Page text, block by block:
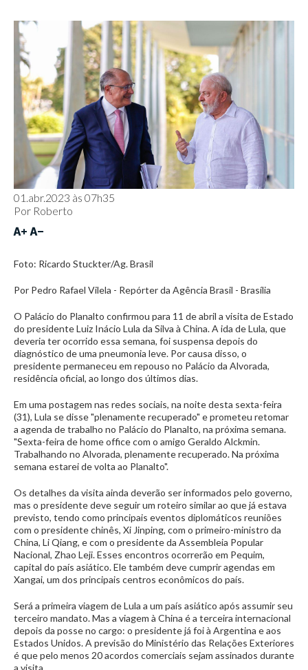
01.abr.2023 às 07h35
Por Roberto
Foto: Ricardo Stuckter/Ag. Brasil
Por Pedro Rafael Vilela - Repórter da Agência Brasil - Brasília
O Palácio do Planalto confirmou para 11 de abril a visita de Estado
do presidente Luiz Inácio Lula da Silva à China. A ida de Lula, que
deveria ter ocorrido essa semana, foi suspensa depois do
diagnóstico de uma pneumonia leve. Por causa disso, o
presidente permaneceu em repouso no Palácio da Alvorada,
residência oficial, ao longo dos últimos dias.
Em uma postagem nas redes sociais, na noite desta sexta-feira
(31), Lula se disse "plenamente recuperado" e prometeu retomar
a agenda de trabalho no Palácio do Planalto, na próxima semana.
"Sexta-feira de home office com o amigo Geraldo Alckmin.
Trabalhando no Alvorada, plenamente recuperado. Na próxima
semana estarei de volta ao Planalto".
Os detalhes da visita ainda deverão ser informados pelo governo,
mas o presidente deve seguir um roteiro similar ao que já estava
previsto, tendo como principais eventos diplomáticos reuniões
com o presidente chinês, Xi Jinping, com o primeiro-ministro da
China, Li Qiang, e com o presidente da Assembleia Popular
Nacional, Zhao Leji. Esses encontros ocorrerão em Pequim,
capital do país asiático. Ele também deve cumprir agendas em
Xangai, um dos principais centros econômicos do país.
Será a primeira viagem de Lula a um país asiático após assumir seu
terceiro mandato. Mas a viagem à China é a terceira internacional
depois da posse no cargo: o presidente já foi à Argentina e aos
Estados Unidos. A previsão do Ministério das Relações Exteriores
é que pelo menos 20 acordos comerciais sejam assinados durante
a visita.